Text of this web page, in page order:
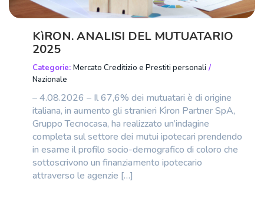
KìRON. ANALISI DEL MUTUATARIO
2025
Categorie: Mercato Creditizio e Prestiti personali /
Nazionale
– 4.08.2026 – Il 67,6% dei mutuatari è di origine
italiana, in aumento gli stranieri Kìron Partner SpA,
Gruppo Tecnocasa, ha realizzato un’indagine
completa sul settore dei mutui ipotecari prendendo
in esame il profilo socio-demografico di coloro che
sottoscrivono un finanziamento ipotecario
attraverso le agenzie […]